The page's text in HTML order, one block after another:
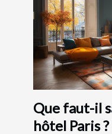
Que faut-il
hôtel Paris ?